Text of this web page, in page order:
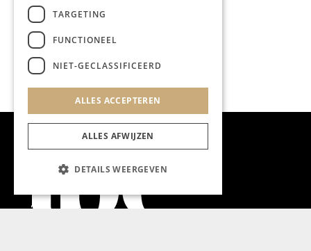
TARGETING
FUNCTIONEEL
NIET-GECLASSIFICEERD
ALLES ACCEPTEREN
ALLES AFWIJZEN
DETAILS WEERGEVEN